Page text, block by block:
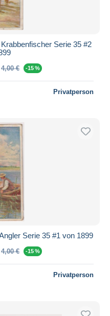
Serie 35 #2
4,00 € -15 %
Privatperson
Serie 35 #1 von 1899
4,00 € -15 %
Privatperson